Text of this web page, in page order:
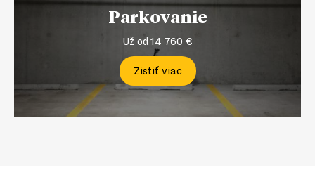
Parkovanie
Už od 14 760 €
Zistiť viac